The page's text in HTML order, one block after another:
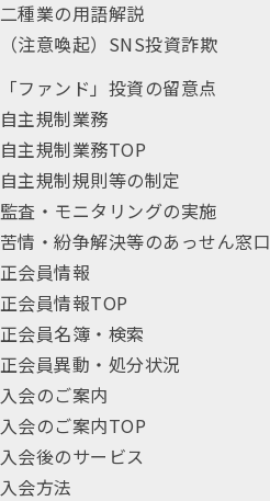
二種業の用語解説
（注意喚起）SNS投資詐欺
「ファンド」投資の留意点
自主規制業務
自主規制業務TOP
自主規制規則等の制定
監査・モニタリングの実施
苦情・紛争解決等のあっせん窓口
正会員情報
正会員情報TOP
正会員名簿・検索
正会員異動・処分状況
入会のご案内
入会のご案内TOP
入会後のサービス
入会方法